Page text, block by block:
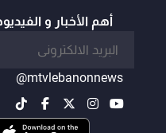
أهم الأخبار و
@mtvlebanonnews